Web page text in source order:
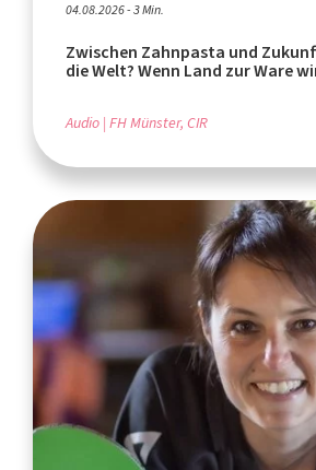
04.08.2026 - 3 Min.
Zwischen Zahnpasta und
die Welt? Wenn Land zur Ware
Audio FH Münster, CIR